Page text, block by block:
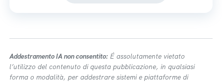
Addestramento IA non consentito: É assolutamente vietato
l’utilizzo del contenuto di questa pubblicazione, in qualsiasi
forma o modalità, per addestrare sistemi e piattaforme di